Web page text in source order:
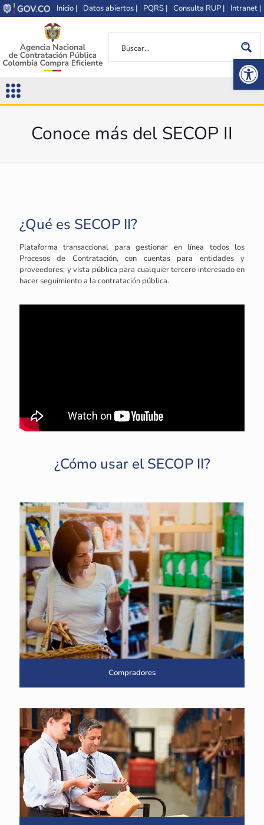
Inicio | Datos abiertos | PQRS | Consulta RUP | Intranet |
Conoce más del SECOP II
¿Qué es SECOP II?
Plataforma transaccional para gestionar en línea todos los
Procesos de Contratación, con cuentas para entidades y
proveedores; y vista pública para cualquier tercero interesado en
hacer seguimiento a la contratación pública.
¿Cómo usar el SECOP II?
Compradores